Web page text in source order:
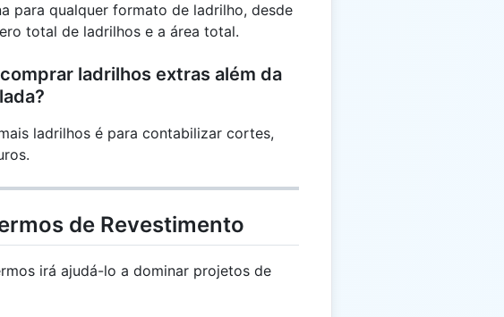
para qualquer formato de ladrilho, desde
total de ladrilhos e a área total.
ladrilhos extras além da
ladrilhos é para contabilizar cortes,
de Revestimento
irá ajudá-lo a dominar projetos de